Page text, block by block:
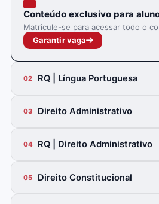
Conteúdo exclusivo para
Matricule-se para acessar todo o
Garantir vaga
02 RQ | Língua Portuguesa
03 Direito Administrativo
04 RQ | Direito Administrativo
05 Direito Constitucional